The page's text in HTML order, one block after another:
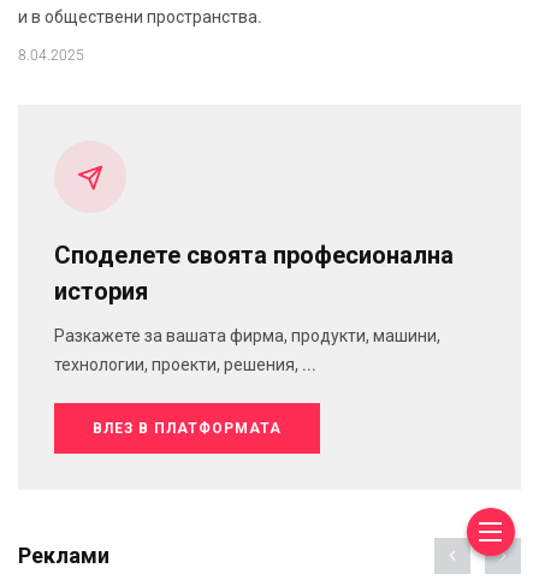
и в обществени пространства.
8.04.2025
Споделете своята професионална
история
Разкажете за вашата фирма, продукти, машини,
технологии, проекти, решения, ...
ВЛЕЗ В ПЛАТФОРМАТА
Реклами